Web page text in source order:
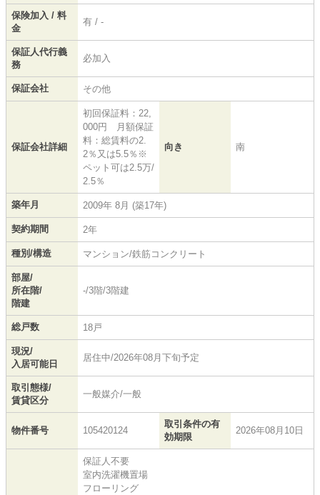
保険加入 / 料
金
有 / -
保証人代行義
務
必加入
保証会社 その他
保証会社詳細
初回保証料：22,
000円 月額保証
料：総賃料の2.
2％又は5.5％※
ペット可は2.5万/
2.5％
向き 南
築年月 2009年 8月 (築17年)
契約期間 2年
種別/構造 マンション/鉄筋コンクリート
部屋/
所在階/
階建
-/3階/3階建
総戸数 18戸
現況/
入居可能日
居住中/2026年08月下旬予定
取引態様/
賃貸区分
一般媒介/一般
物件番号 105420124
取引条件の有
効期限
2026年08月10日
保証人不要
室内洗濯機置場
フローリング